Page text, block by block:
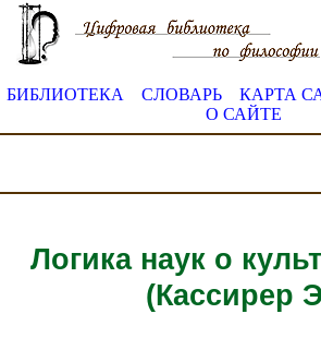
БИБЛИОТЕКА СЛОВАРЬ КАРТА
О САЙТЕ
Логика наук о
(Кассирер